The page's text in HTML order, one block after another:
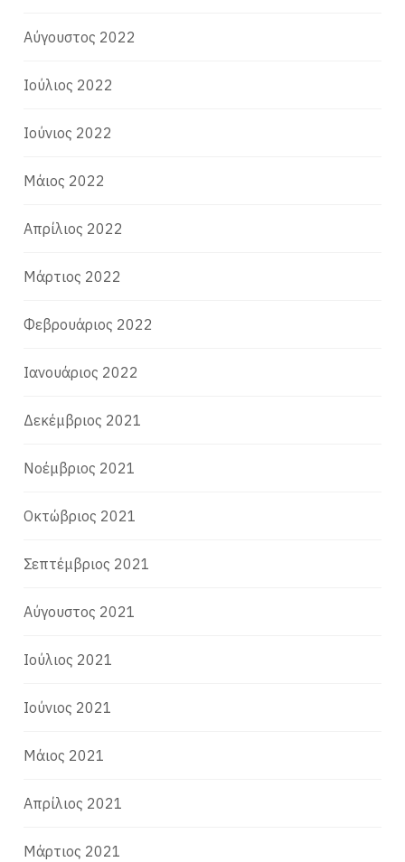
Αύγουστος 2022
Ιούλιος 2022
Ιούνιος 2022
Μάιος 2022
Απρίλιος 2022
Μάρτιος 2022
Φεβρουάριος 2022
Ιανουάριος 2022
Δεκέμβριος 2021
Νοέμβριος 2021
Οκτώβριος 2021
Σεπτέμβριος 2021
Αύγουστος 2021
Ιούλιος 2021
Ιούνιος 2021
Μάιος 2021
Απρίλιος 2021
Μάρτιος 2021